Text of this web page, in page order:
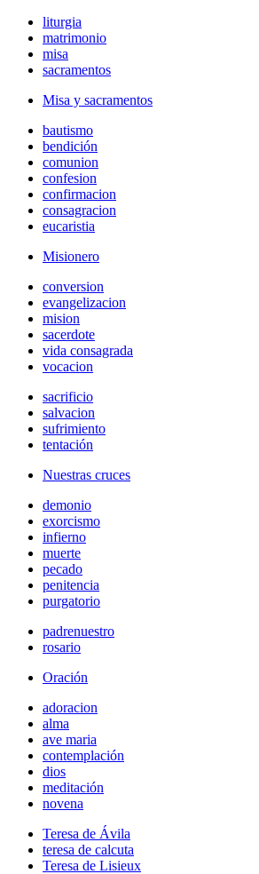
liturgia
matrimonio
misa
sacramentos
Misa y sacramentos
bautismo
bendición
comunion
confesion
confirmacion
consagracion
eucaristia
Misionero
conversion
evangelizacion
mision
sacerdote
vida consagrada
vocacion
sacrificio
salvacion
sufrimiento
tentación
Nuestras cruces
demonio
exorcismo
infierno
muerte
pecado
penitencia
purgatorio
padrenuestro
rosario
Oración
adoracion
alma
ave maria
contemplación
dios
meditación
novena
Teresa de Ávila
teresa de calcuta
Teresa de Lisieux